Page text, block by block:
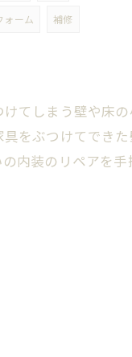
ォーム 補修
てしまう壁や床
をぶつけてでき
内装のリペアを